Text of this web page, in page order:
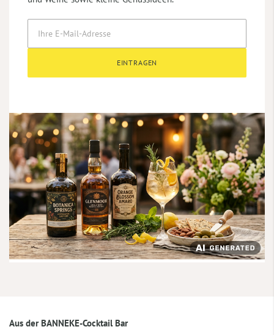
EINTRAGEN
Aus der BANNEKE-Cocktail Bar